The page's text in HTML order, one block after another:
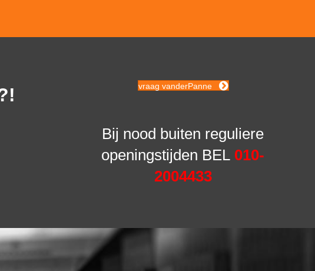
vraag vanderPanne
Bij nood buiten reguliere
openingstijden BEL 010-
2004433